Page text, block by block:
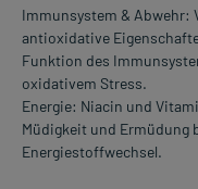
Immunsystem & Abwehr:
antioxidative
Funktion des
oxidativem Stress.
Energie: Niacin und
Müdigkeit und Ermüdung
Energiestoffwechsel.